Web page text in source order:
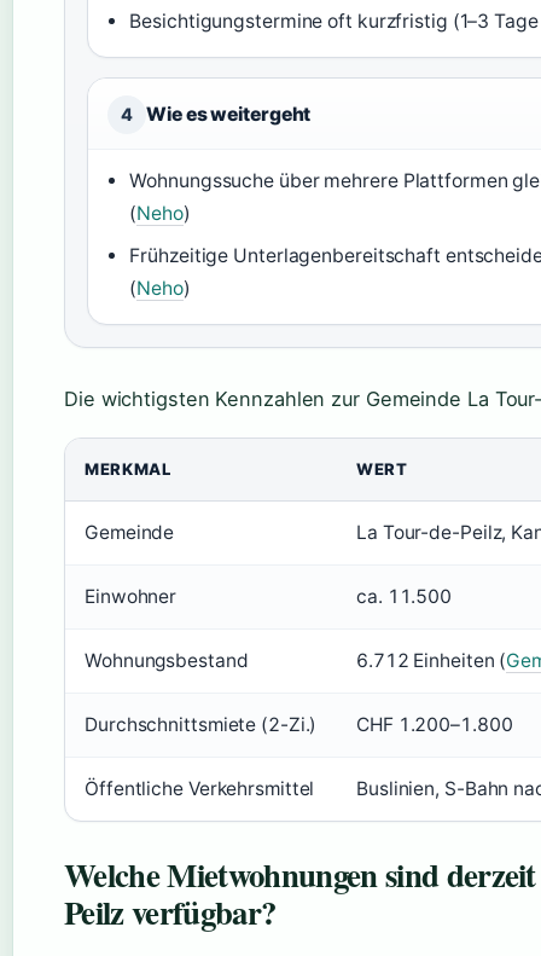
Besichtigungstermine oft kurzfristig (1–3
4 Wie es weitergeht
Wohnungssuche über mehrere Plattformen
(Neho)
Frühzeitige Unterlagenbereitschaft
(Neho)
Die wichtigsten Kennzahlen zur Gemeinde La
MERKMAL WERT
Gemeinde La Tour-de-Peilz,
Einwohner ca. 11.500
Wohnungsbestand 6.712 Einheiten (
Durchschnittsmiete (2-Zi.) CHF 1.200–1.800
Öffentliche Verkehrsmittel Buslinien, S-Bahn
Welche Mietwohnungen sind
Peilz verfügbar?